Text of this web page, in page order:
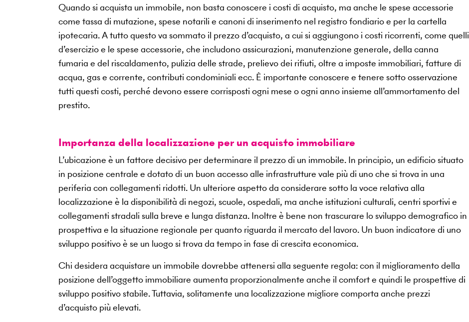
Quando si acquista un immobile, non basta conoscere i costi di acquisto, ma anche le spese accessorie
come tassa di mutazione, spese notarili e canoni di inserimento nel registro fondiario e per la cartella
ipotecaria. A tutto questo va sommato il prezzo d’acquisto, a cui si aggiungono i costi ricorrenti, come quelli
d’esercizio e le spese accessorie, che includono assicurazioni, manutenzione generale, della canna
fumaria e del riscaldamento, pulizia delle strade, prelievo dei rifiuti, oltre a imposte immobiliari, fatture di
acqua, gas e corrente, contributi condominiali ecc. È importante conoscere e tenere sotto osservazione
tutti questi costi, perché devono essere corrisposti ogni mese o ogni anno insieme all’ammortamento del
prestito.
Importanza della localizzazione per un acquisto immobiliare
L’ubicazione è un fattore decisivo per determinare il prezzo di un immobile. In principio, un edificio situato
in posizione centrale e dotato di un buon accesso alle infrastrutture vale più di uno che si trova in una
periferia con collegamenti ridotti. Un ulteriore aspetto da considerare sotto la voce relativa alla
localizzazione è la disponibilità di negozi, scuole, ospedali, ma anche istituzioni culturali, centri sportivi e
collegamenti stradali sulla breve e lunga distanza. Inoltre è bene non trascurare lo sviluppo demografico in
prospettiva e la situazione regionale per quanto riguarda il mercato del lavoro. Un buon indicatore di uno
sviluppo positivo è se un luogo si trova da tempo in fase di crescita economica.
Chi desidera acquistare un immobile dovrebbe attenersi alla seguente regola: con il miglioramento della
posizione dell’oggetto immobiliare aumenta proporzionalmente anche il comfort e quindi le prospettive di
sviluppo positivo stabile. Tuttavia, solitamente una localizzazione migliore comporta anche prezzi
d’acquisto più elevati.